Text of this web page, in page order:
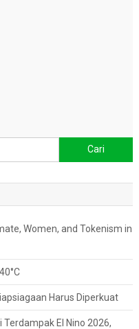
untuk:
Women, and Tokenism in
Harus Diperkuat
El Nino 2026,